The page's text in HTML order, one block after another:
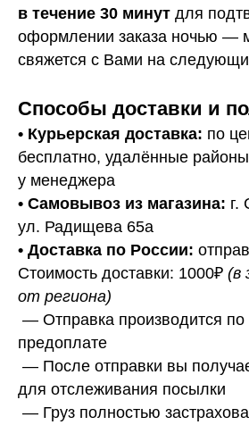
в течение 30 минут для
оформлении заказа ночью —
свяжется с Вами на
Способы доставки и
• Курьерская доставка: по
бесплатно, удалённые
у менеджера
• Самовывоз из магазина: г.
ул. Радищева 65а
• Доставка по России:
Стоимость доставки: 1000₽ (в
от региона)
— Отправка производится по
предоплате
— После отправки вы
для отслеживания посылки
— Груз полностью